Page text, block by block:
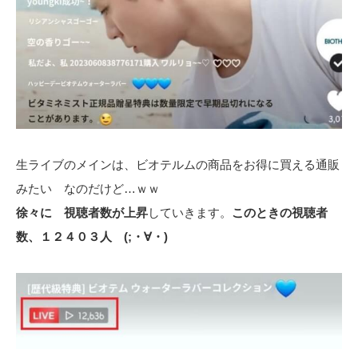
生ライブのメインは、ビオテルムの商品をお得に買える通販
みたい なのだけど…ｗｗ
徐々に 視聴者数が上昇していきます。 このときの視聴者
数、１２４０３人 (;・∀・)